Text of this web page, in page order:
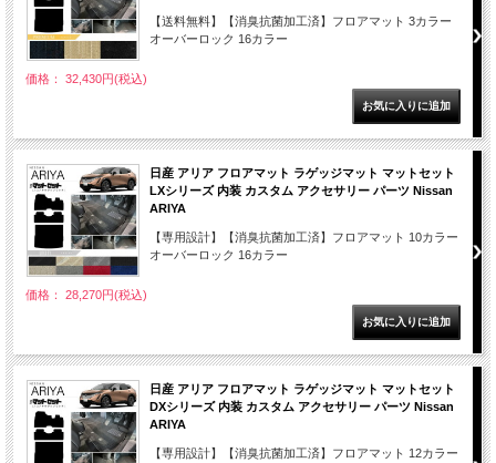
【送料無料】【消臭抗菌加工済】フロアマット 3カラー
オーバーロック 16カラー
価格： 32,430円(税込)
日産 アリア フロアマット ラゲッジマット マットセット
LXシリーズ 内装 カスタム アクセサリー パーツ Nissan
ARIYA
【専用設計】【消臭抗菌加工済】フロアマット 10カラー
オーバーロック 16カラー
価格： 28,270円(税込)
日産 アリア フロアマット ラゲッジマット マットセット
DXシリーズ 内装 カスタム アクセサリー パーツ Nissan
ARIYA
【専用設計】【消臭抗菌加工済】フロアマット 12カラー